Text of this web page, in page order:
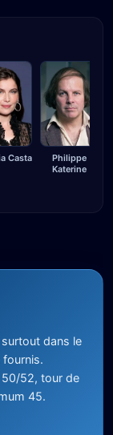
Casta
Philippe
Katerine
dans le
50/52, tour de
45.